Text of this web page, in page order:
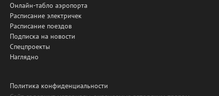
Онлайн-табло аэропорта
Расписание электричек
Расписание поездов
Подписка на новости
Спецпроекты
Наглядно
Политика конфиденциальности